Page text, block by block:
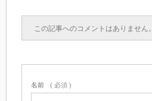
この記事へのコメントはありません。
名前 ( 必須 )